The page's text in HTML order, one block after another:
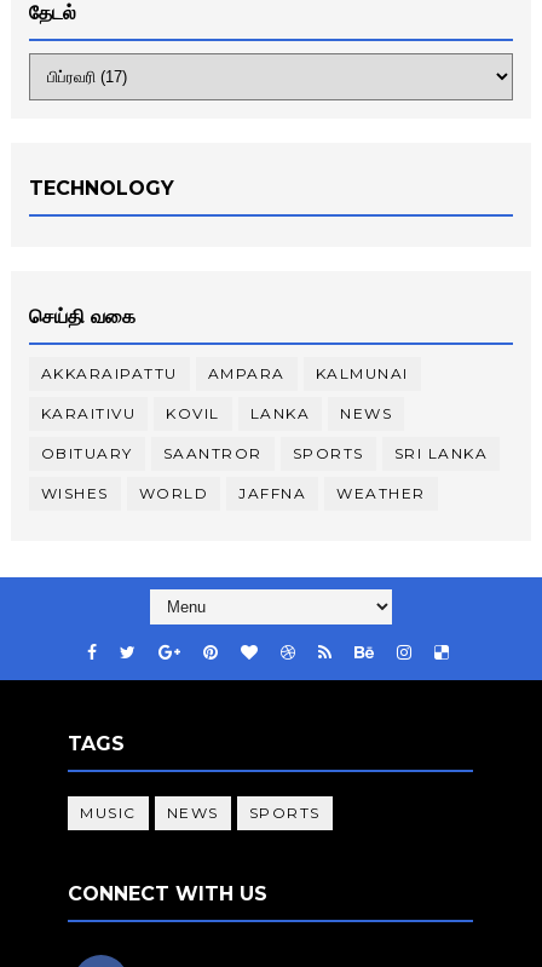
தேடல்
TECHNOLOGY
செய்தி வகை
AKKARAIPATTU AMPARA KALMUNAI
KARAITIVU KOVIL LANKA NEWS
OBITUARY SAANTROR SPORTS SRI LANKA
WISHES WORLD JAFFNA WEATHER
TAGS
MUSIC NEWS SPORTS
CONNECT WITH US